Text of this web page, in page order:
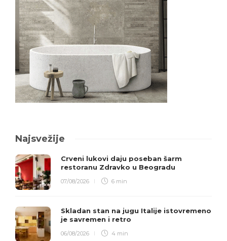
Najsvežije
Crveni lukovi daju poseban šarm
restoranu Zdravko u Beogradu
07/08/2026 6 min
Skladan stan na jugu Italije istovremeno
je savremen i retro
06/08/2026 4 min